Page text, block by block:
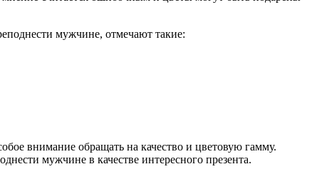
мужчине, отмечают такие:
внимание обращать на качество и цветовую гамму.
мужчине в качестве интересного презента.